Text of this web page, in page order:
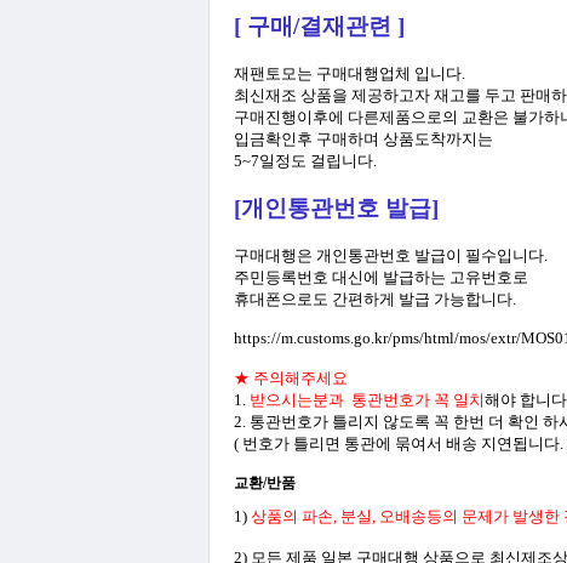
[ 구매/결재관련 ]
재팬토모는 구매대행업체 입니다.
최신재조 상품을 제공하고자 재고를 두고 판매
구매진행이후에 다른제품으로의 교환은 불가
입금확인후 구매하며 상품도착까지는
5~7일정도 걸립니다.
[개인통관번호 발급]
구매대행은 개인통관번호 발급이 필수입니다.
주민등록번호 대신에 발급하는 고유번호로
휴대폰으로도 간편하게 발급 가능합니다.
https://m.customs.go.kr/pms/html/mos/extr/
★ 주의해주세요
1. 받으시는분과 통관번호가 꼭 일치해야 합니
2. 통관번호가 틀리지 않도록 꼭 한번 더 확인 하
( 번호가 틀리면 통관에 묶여서 배송 지연됩니다.
교환/반품
1) 상품의 파손, 분실, 오배송등의 문제가 발생
2) 모든 제품 일본 구매대행 상품으로 최신제조